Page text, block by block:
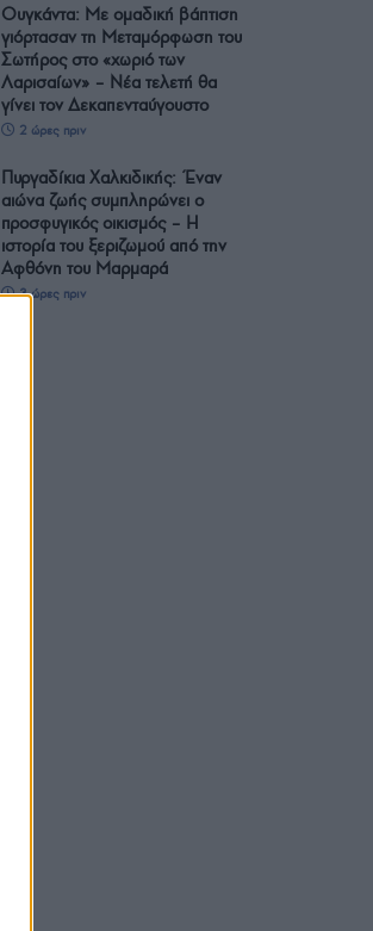
Ουγκάντα: Με ομαδική βάπτιση
γιόρτασαν τη Μεταμόρφωση του
Σωτήρος στο «χωριό των
Λαρισαίων» – Νέα τελετή θα
γίνει τον Δεκαπενταύγουστο
2 ώρες πριν
Πυργαδίκια Χαλκιδικής: Έναν
αιώνα ζωής συμπληρώνει ο
προσφυγικός οικισμός – Η
ιστορία του ξεριζωμού από την
Αφθόνη του Μαρμαρά
3 ώρες πριν